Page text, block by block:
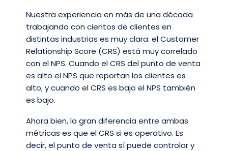
Nuestra experiencia en más de una década
trabajando con cientos de clientes en
distintas industrias es muy clara: el Customer
Relationship Score (CRS) está muy correlado
con el NPS. Cuando el CRS del punto de venta
es alto el NPS que reportan los clientes es
alto, y cuando el CRS es bajo el NPS también
es bajo.
Ahora bien, la gran diferencia entre ambas
métricas es que el CRS si es operativo. Es
decir, el punto de venta sí puede controlar y